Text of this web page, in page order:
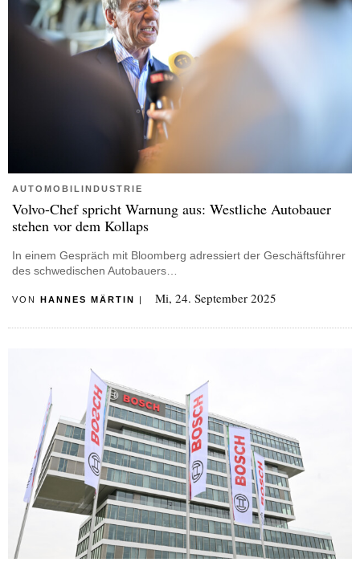
AUTOMOBILINDUSTRIE
Volvo-Chef spricht Warnung aus: Westliche Autobauer
stehen vor dem Kollaps
In einem Gespräch mit Bloomberg adressiert der Geschäftsführer
des schwedischen Autobauers…
VON HANNES MÄRTIN | Mi, 24. September 2025